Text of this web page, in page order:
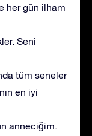
her gün ilham
Seni
tüm seneler
en iyi
anneciğim.